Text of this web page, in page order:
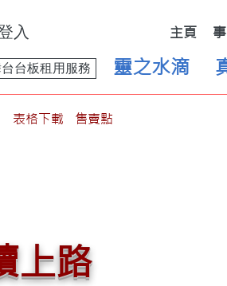
入 主頁
靈之水滴
台板租用服務
表格下載 售賣點
上路